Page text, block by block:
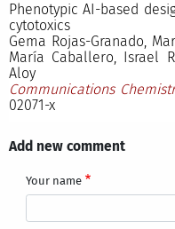
Phenotypic AI-based
cytotoxics
Gema Rojas-Granado,
María Caballero, Israel
Aloy
Communications
02071-x
Add new comment
Your name